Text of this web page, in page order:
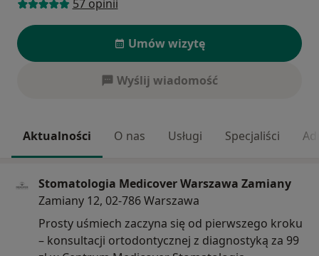
57 opinii
Umów wizytę
Wyślij wiadomość
Aktualności O nas Usługi Specjaliści
Stomatologia Medicover Warszawa Zamiany
Zamiany 12, 02-786 Warszawa
Prosty uśmiech zaczyna się od pierwszego kroku
– konsultacji ortodontycznej z diagnostyką za 99